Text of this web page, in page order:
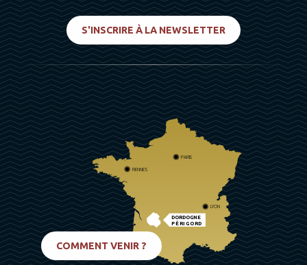
S'INSCRIRE À LA NEWSLETTER
DORDOGNE
PÉRIGORD
PARIS
RENNES
LYON
COMMENT VENIR ?